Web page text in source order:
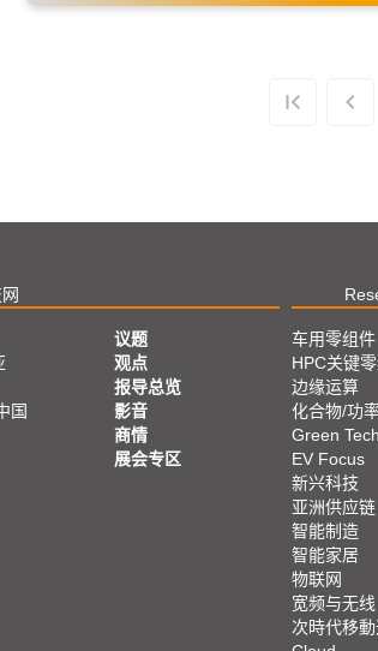
国
议题
观点
报导总览
影音
商情
展会专区
车用零组件
HPC关键
边缘运算
化合物/功
Green Tech
EV Focus
新兴科技
亚洲供应链
智能制造
智能家居
物联网
宽频与无线
次時代移動